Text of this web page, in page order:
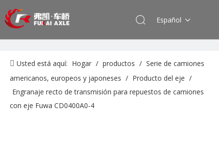
Español
Usted está aquí: Hogar / productos / Serie de camiones
americanos, europeos y japoneses / Producto del eje /
Engranaje recto de transmisión para repuestos de camiones
con eje Fuwa CD0400A0-4